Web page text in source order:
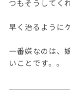
つもそうしてく
早く治るように
一番嫌なのは、
いことです。。